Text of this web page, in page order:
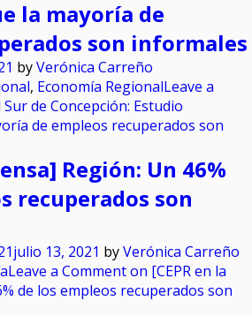
la mayoría de
son informales
byVerónica Carreño
, Economía RegionalLeave a
de Concepción: Estudio
de empleos recuperados son
Región: Un 46%
recuperados son
julio 13, 2021 byVerónica Carreño
Leave a Commenton [CEPR en la
de los empleos recuperados son